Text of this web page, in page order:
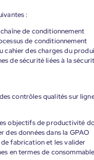
:
de conditionnement
de conditionnement
cahier des charges du
de sécurité liées à la
contrôles qualités sur
objectifs de productivité
des données dans la GPAO
fabrication et les valider
en termes de